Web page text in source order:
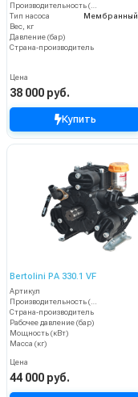
Тип насоса
Вес, кг
Давление (бар)
Страна-производитель
Цена
38 000 руб.
Купить
Bertolini PA 330.1 VF
Артикул
Производительность (л/ч)
Страна-производитель
Рабочее давление (бар)
Мощность (кВт)
Масса (кг)
Цена
44 000 руб.